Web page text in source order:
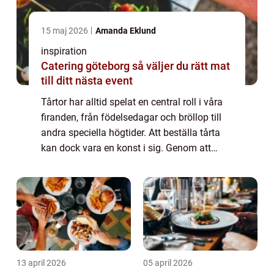
15 maj 2026 Amanda Eklund
inspiration
Catering göteborg så väljer du rätt mat
till ditt nästa event
Tårtor har alltid spelat en central roll i våra
firanden, från födelsedagar och bröllop till
andra speciella högtider. Att beställa tårta
kan dock vara en konst i sig. Genom att
13 april 2026 05 april 2026